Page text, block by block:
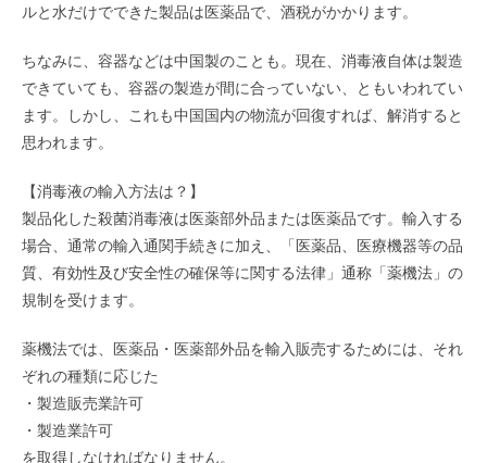
ルと水だけでできた製品は医薬品で、酒税がかかります。
ちなみに、容器などは中国製のことも。現在、消毒液自体は製造
できていても、容器の製造が間に合っていない、ともいわれてい
ます。しかし、これも中国国内の物流が回復すれば、解消すると
思われます。
【消毒液の輸入方法は？】
製品化した殺菌消毒液は医薬部外品または医薬品です。輸入する
場合、通常の輸入通関手続きに加え、「医薬品、医療機器等の品
質、有効性及び安全性の確保等に関する法律」通称「薬機法」の
規制を受けます。
薬機法では、医薬品・医薬部外品を輸入販売するためには、それ
ぞれの種類に応じた
・製造販売業許可
・製造業許可
を取得しなければなりません。